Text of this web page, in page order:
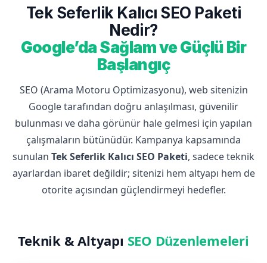
Tek Seferlik Kalıcı SEO Paketi
Nedir?
Google’da Sağlam ve Güçlü Bir
Başlangıç
SEO (Arama Motoru Optimizasyonu), web sitenizin
Google tarafından doğru anlaşılması, güvenilir
bulunması ve daha görünür hale gelmesi için yapılan
çalışmaların bütünüdür. Kampanya kapsamında
sunulan Tek Seferlik Kalıcı SEO Paketi, sadece teknik
ayarlardan ibaret değildir; sitenizi hem altyapı hem de
otorite açısından güçlendirmeyi hedefler.
Teknik & Altyapı SEO Düzenlemeleri